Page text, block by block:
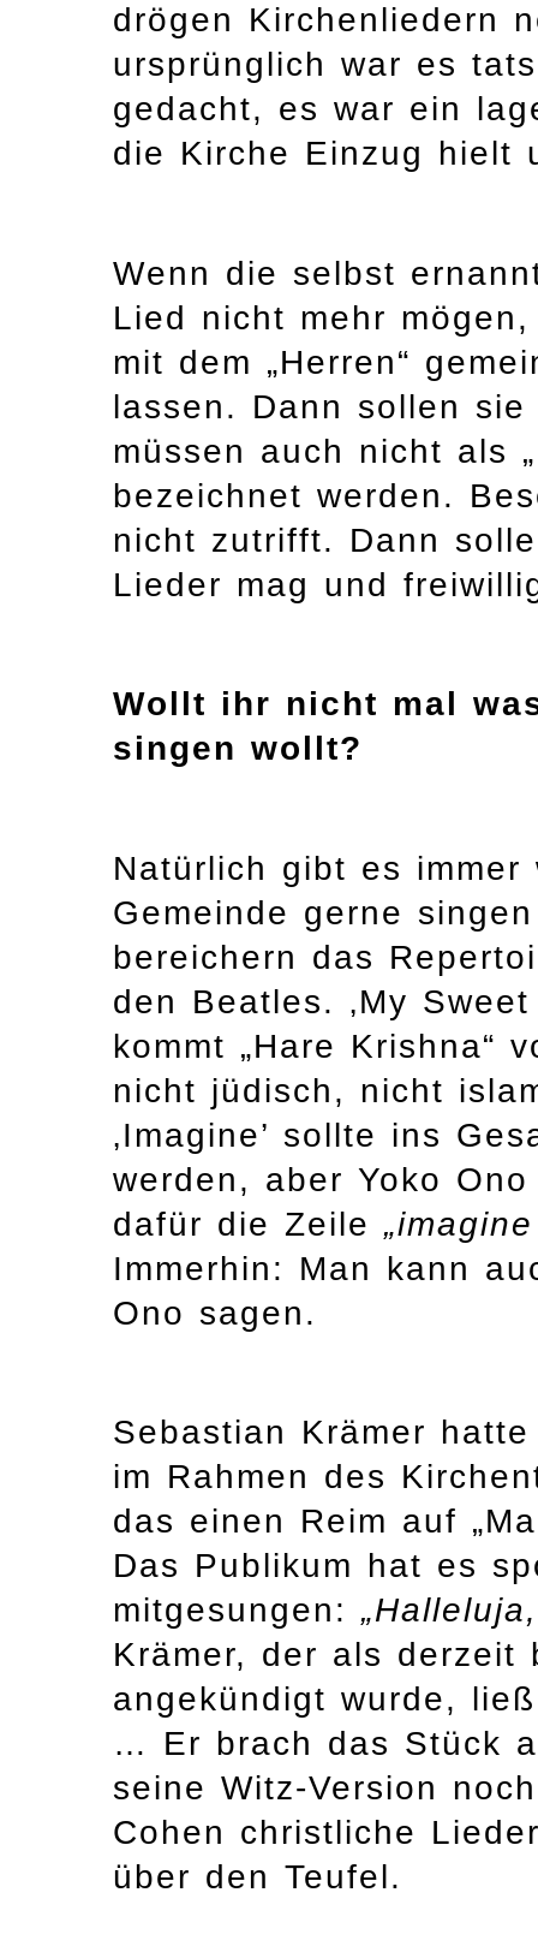
drögen Kirchenliedern
ursprünglich war es
gedacht, es war ein
die Kirche Einzug hielt
Wenn die selbst
Lied nicht mehr
mit dem „Herren“
lassen. Dann sollen
müssen auch nicht als
bezeichnet werden.
nicht zutrifft. Dann
Lieder mag und
Wollt ihr nicht mal
singen wollt?
Natürlich gibt es
Gemeinde gerne
bereichern das
den Beatles. ‚My
kommt „Hare Krishna“
nicht jüdisch, nicht
‚Imagine’ sollte ins
werden, aber Yoko
dafür die Zeile
Immerhin: Man kann
Ono sagen.
Sebastian Krämer
im Rahmen des
das einen Reim auf
Das Publikum hat es
mitgesungen:
Krämer, der als derzeit
angekündigt wurde,
… Er brach das Stück
seine Witz-Version
Cohen christliche
über den Teufel.